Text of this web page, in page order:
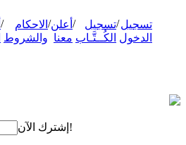
تسجيل
الدخول
/تسجيل
الكُــتَّـاب
/ أعلن
معنا
/ الاحكام
والشروط
/
إشترك الآن!